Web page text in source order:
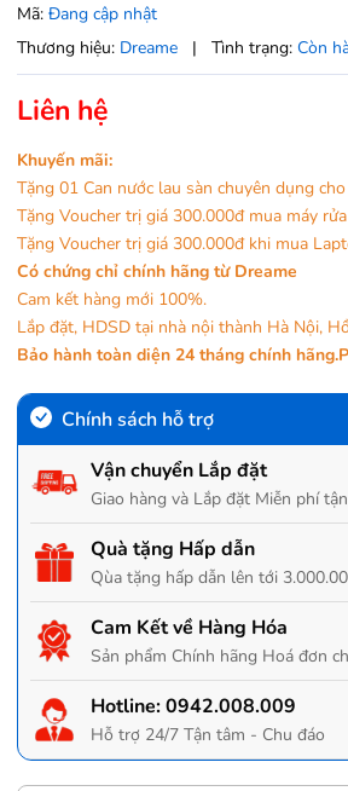
Mã: Đang cập nhật
Thương hiệu: Dreame | Tình trạng: Còn
Liên hệ
Khuyến mãi:
Tặng 01 Can nước lau sàn chuyên dụng
Tặng Voucher trị giá 300.000đ mua máy
Tặng Voucher trị giá 300.000đ khi mua
Có chứng chỉ chính hãng từ Dreame
Cam kết hàng mới 100%.
Lắp đặt, HDSD tại nhà nội thành Hà Nội,
Bảo hành toàn diện 24 tháng chính
Chính sách hỗ trợ
Vận chuyển Lắp đặt
Giao hàng và Lắp đặt Miễn phí
Quà tặng Hấp dẫn
Qùa tặng hấp dẫn lên tới
Cam Kết về Hàng Hóa
Sản phẩm Chính hãng Hoá đơn
Hotline:0942.008.009
Hỗ trợ 24/7 Tận tâm - Chu đáo